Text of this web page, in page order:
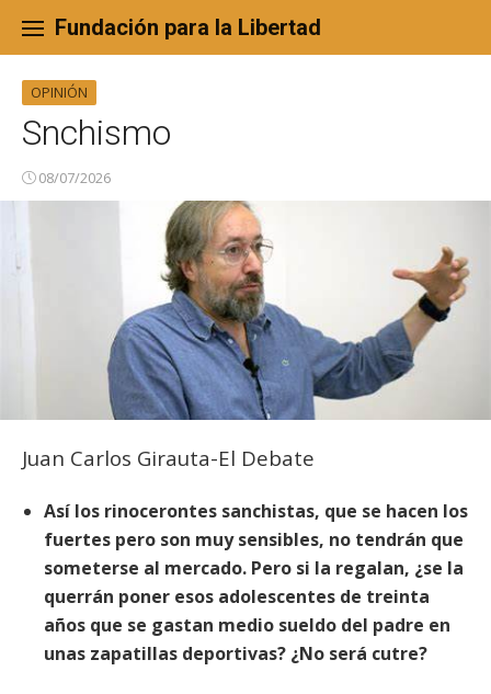
content
Fundación para la Libertad
OPINIÓN
Snchismo
08/07/2026
Juan Carlos Girauta-El Debate
Así los rinocerontes sanchistas, que se hacen los
fuertes pero son muy sensibles, no tendrán que
someterse al mercado. Pero si la regalan, ¿se la
querrán poner esos adolescentes de treinta
años que se gastan medio sueldo del padre en
unas zapatillas deportivas? ¿No será cutre?